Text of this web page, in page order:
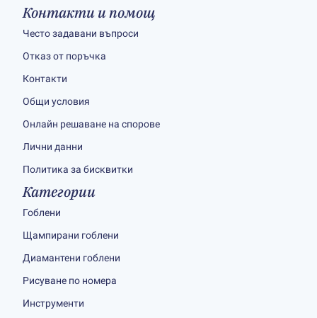
Контакти и помощ
Често задавани въпроси
Отказ от поръчка
Контакти
Общи условия
Онлайн решаване на спорове
Лични данни
Политика за бисквитки
Категории
Гоблени
Щампирани гоблени
Диамантени гоблени
Рисуване по номера
Инструменти